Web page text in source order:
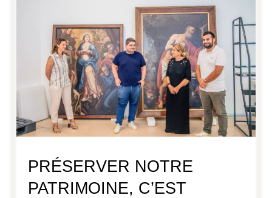
PRÉSERVER NOTRE
PATRIMOINE, C’EST